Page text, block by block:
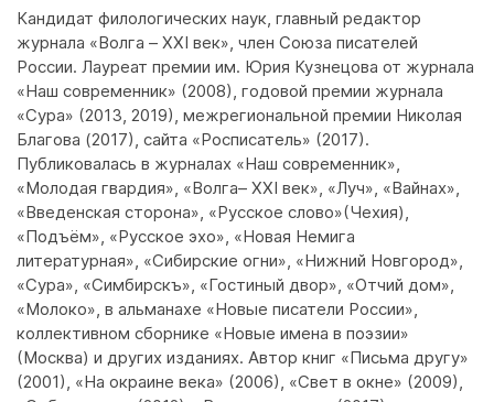
Кандидат филологических наук, главный редактор
журнала «Волга – ХХI век», член Союза писателей
России. Лауреат премии им. Юрия Кузнецова от журнала
«Наш современник» (2008), годовой премии журнала
«Сура» (2013, 2019), межрегиональной премии Николая
Благова (2017), сайта «Росписатель» (2017).
Публиковалась в журналах «Наш современник»,
«Молодая гвардия», «Волга– ХХI век», «Луч», «Вайнах»,
«Введенская сторона», «Русское слово»(Чехия),
«Подъём», «Русское эхо», «Новая Немига
литературная», «Сибирские огни», «Нижний Новгород»,
«Сура», «Симбирскъ», «Гостиный двор», «Отчий дом»,
«Молоко», в альманахе «Новые писатели России»,
коллективном сборнике «Новые имена в поэзии»
(Москва) и других изданиях. Автор книг «Письма другу»
(2001), «На окраине века» (2006), «Свет в окне» (2009),